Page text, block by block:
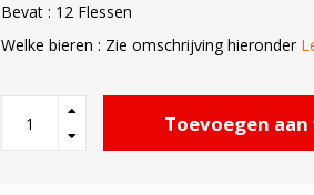
Bevat : 12 Flessen
Welke bieren : Zie omschrijving hieronder
Toevoegen